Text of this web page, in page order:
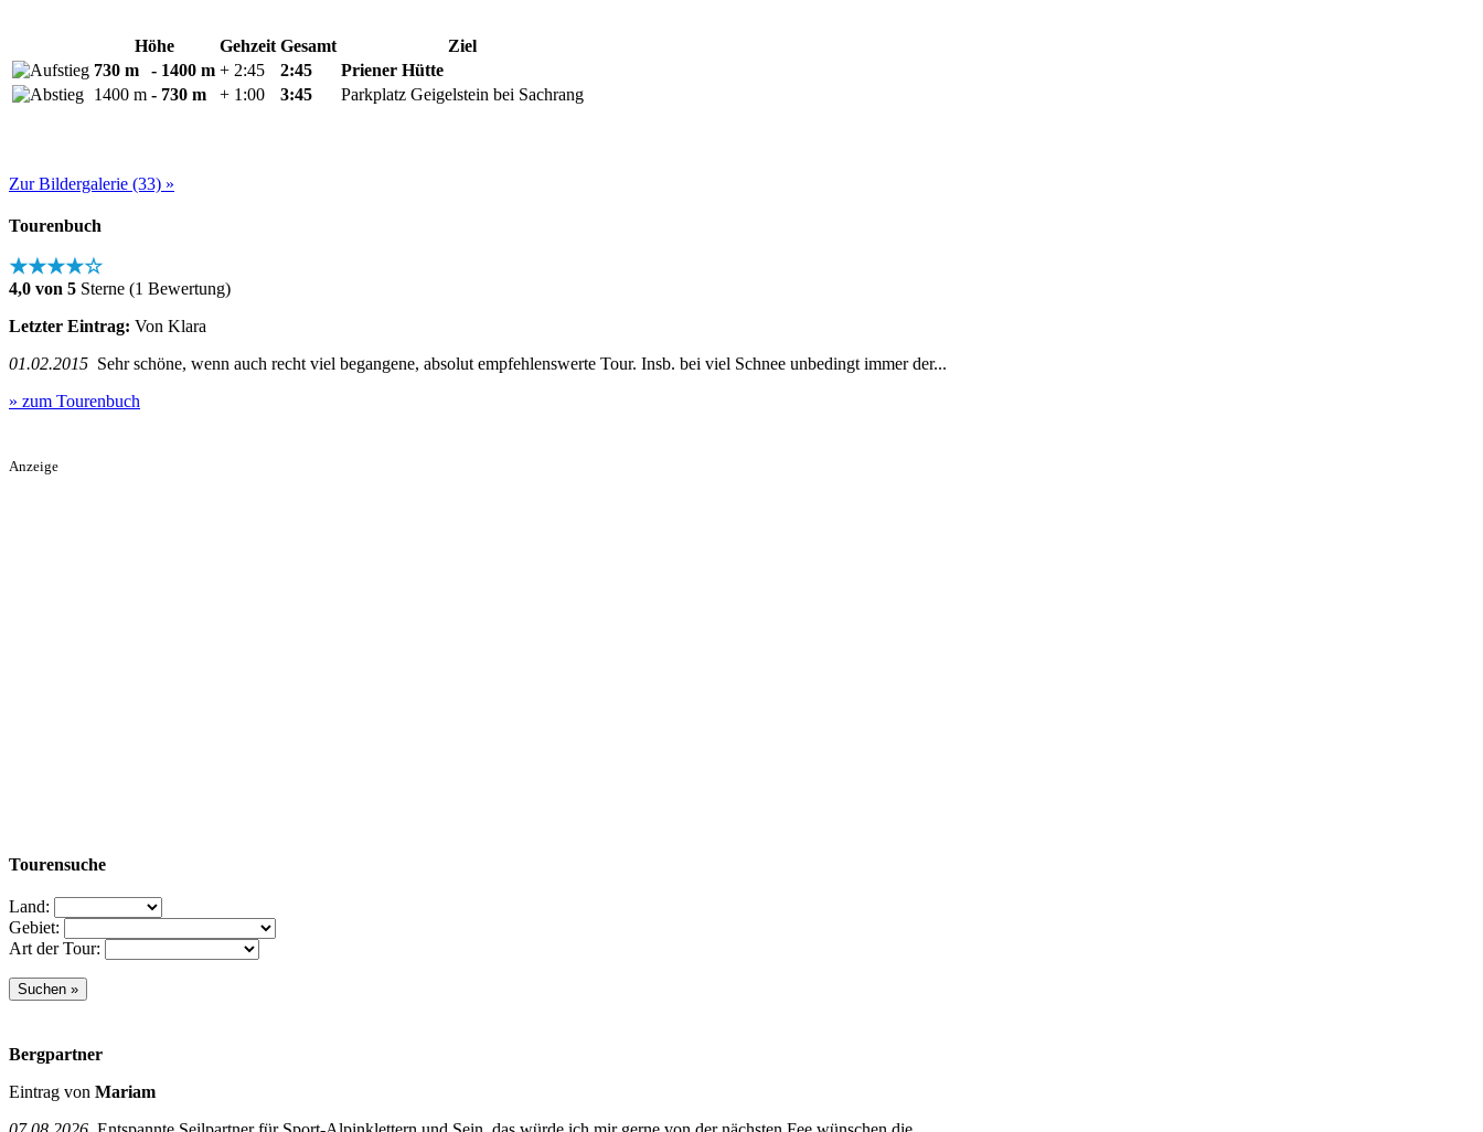
Höhe Gehzeit Gesamt
Ziel
730 m
- 1400 m + 2:45 2:45
Priener Hütte
1400 m - 730 m + 1:00 3:45 Parkplatz Geigelstein bei Sachrang
Zur Bildergalerie (33) »
Tourenbuch
★★★★☆
4,0 von 5 Sterne (1 Bewertung)
Letzter Eintrag: Von Klara
01.02.2015 Sehr schöne, wenn auch recht viel begangene, absolut empfehlenswerte Tour. Insb. bei viel Schnee unbedingt immer der...
» zum Tourenbuch
Anzeige
Tourensuche
Land:
Gebiet:
Art der Tour:
Bergpartner
Eintrag von Mariam